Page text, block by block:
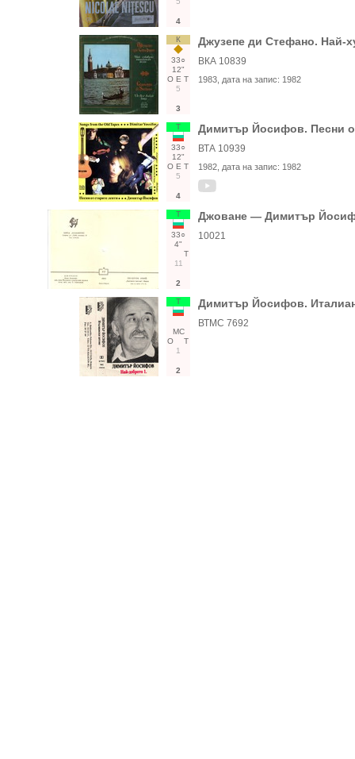
4
К
33○
12"
О Е Т
5
3
Джузепе ди Стефано. Най-
ВКА 10839
1983 , дата на запис: 1982
Т
33○
12"
О Е Т
5
4
Димитър Йосифов. Песни
ВТА 10939
1982 , дата на запис: 1982
Т
33○
4"
Т
11
2
Джоване — Димитър
10021
Т
МС
О
Т
1
2
Димитър Йосифов.
ВТМС 7692